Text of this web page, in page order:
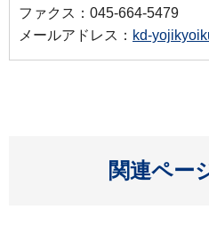
ファクス：045-664-5479
メールアドレス： kd-
関連ペー